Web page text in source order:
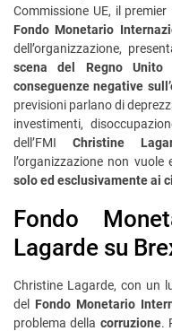
Commissione UE, il
Fondo Monetario
dell’organizzazione,
scena del Regno Unito
conseguenze negative
previsioni parlano di
investimenti,
dell’FMI Christine
l’organizzazione non
solo ed esclusivamente ai
Fondo
Lagarde su
Christine Lagarde, con un
del Fondo Monetario
problema della corruzione.